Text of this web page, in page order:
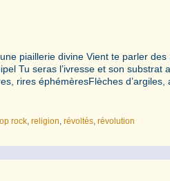
piaillerie divine Vient te parler
Tu seras l’ivresse et son
rires éphémèresFlèches
rock,religion,révoltés,révolution